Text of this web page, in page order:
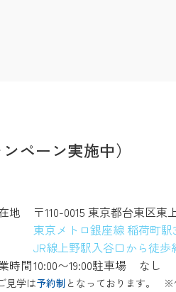
ペーン実施中）
地
〒110-0015 東京都台東区東
東京メトロ銀座線 稲荷町
JR線上野駅入谷口から徒歩
時間10:00〜19:00駐車場 なし
見学は予約制 となっております。 ※